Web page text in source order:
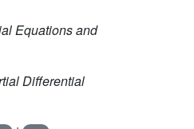
Equations and
Differential